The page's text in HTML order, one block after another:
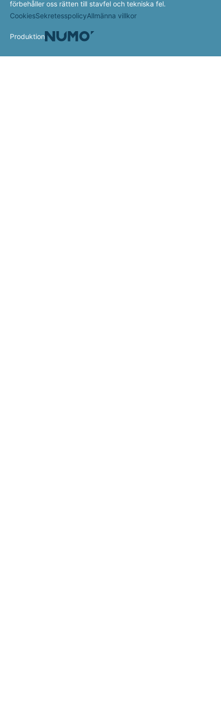
förbehåller oss rätten till stavfel och tekniska fel.
CookiesSekretesspolicyAllmänna villkor
Produktion